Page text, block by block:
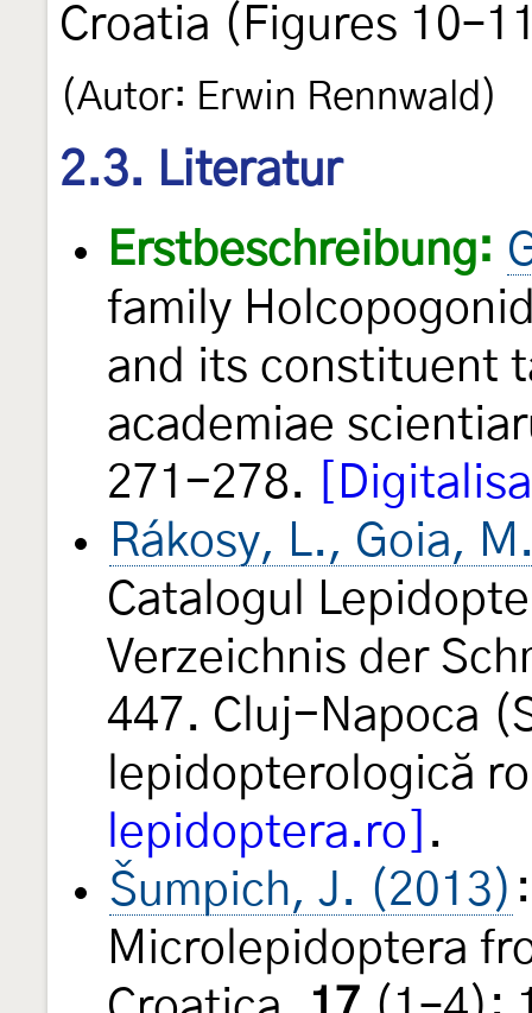
Croatia (Figures
(Autor: Erwin Rennwald)
2.3. Literatur
Erstbeschreibung:
family
and its constituent
academiae
271-278.
Rákosy, L., Goia,
Catalogul
Verzeichnis der
447. Cluj-Napoca
lepidopterologică
lepidoptera.ro] .
Šumpich, J. (2013)
Microlepidoptera